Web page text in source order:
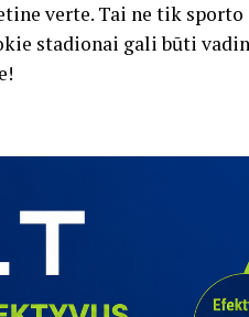
verte. Tai ne tik
stadionai gali būti